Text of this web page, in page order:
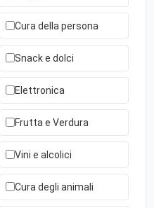
Cura della persona
Snack e dolci
Elettronica
Frutta e Verdura
Vini e alcolici
Cura degli animali